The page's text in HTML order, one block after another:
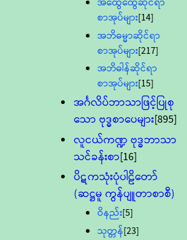
စာအုပ်များ[14]
အဘိဓမ္မာဆိုင်ရာ
စာအုပ်များ[217]
အဘိဓါန်ဆိုင်ရာ
စာအုပ်များ[15]
အင်္ဂလိပ်ဘာသာဖြင့်ပြုစု
သော ဗုဒ္ဓစာပေများ[895]
လူငယ်ကဏ္ဍ ဗုဒ္ဓဘာသာ
သင်ခန်းစာ[16]
ပိဋကသုံးပုံပါဠိတော်
(ဆဋ္ဌမူ ကွန်ပျူတာစာစီ)
ဝိနည်း[5]
သုတ္တန်[23]